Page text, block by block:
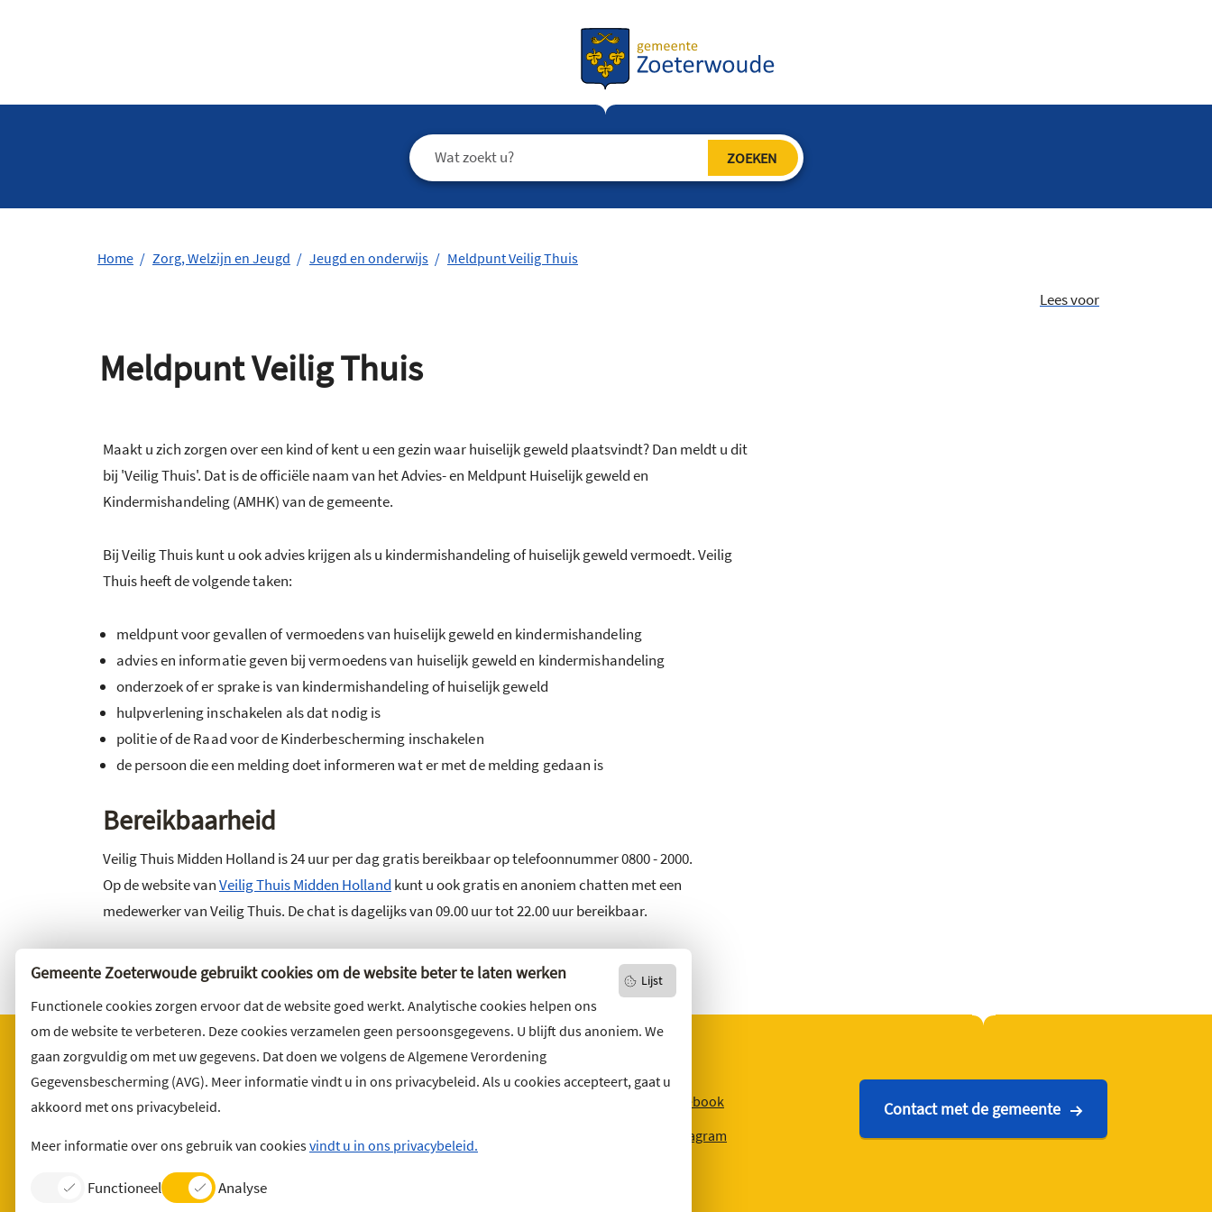
Lijst
Gemeente Zoeterwoude gebruikt cookies om de website beter te laten werken
Functionele cookies zorgen ervoor dat de website goed werkt. Analytische cookies helpen ons
om de website te verbeteren. Deze cookies verzamelen geen persoonsgegevens. U blijft dus anoniem. We
gaan zorgvuldig om met uw gegevens. Dat doen we volgens de Algemene Verordening
Gegevensbescherming (AVG). Meer informatie vindt u in ons privacybeleid. Als u cookies accepteert, gaat u
akkoord met ons privacybeleid.
Meer informatie over ons gebruik van cookiesvindt u in ons privacybeleid.
Functioneel Analyse
Home Zorg, Welzijn en Jeugd Jeugd en onderwijs Meldpunt Veilig Thuis
Lees voor
Meldpunt Veilig Thuis
Maakt u zich zorgen over een kind of kent u een gezin waar huiselijk geweld plaatsvindt? Dan meldt u dit
bij 'Veilig Thuis'. Dat is de officiële naam van het Advies- en Meldpunt Huiselijk geweld en
Kindermishandeling (AMHK) van de gemeente.
Bij Veilig Thuis kunt u ook advies krijgen als u kindermishandeling of huiselijk geweld vermoedt. Veilig
Thuis heeft de volgende taken:
meldpunt voor gevallen of vermoedens van huiselijk geweld en kindermishandeling
advies en informatie geven bij vermoedens van huiselijk geweld en kindermishandeling
onderzoek of er sprake is van kindermishandeling of huiselijk geweld
hulpverlening inschakelen als dat nodig is
politie of de Raad voor de Kinderbescherming inschakelen
de persoon die een melding doet informeren wat er met de melding gedaan is
Bereikbaarheid
Veilig Thuis Midden Holland is 24 uur per dag gratis bereikbaar op telefoonnummer 0800 - 2000.
Op de website vanVeilig Thuis Midden Holland kunt u ook gratis en anoniem chatten met een
medewerker van Veilig Thuis. De chat is dagelijks van 09.00 uur tot 22.00 uur bereikbaar.
Bezoekadres
Noordbuurtseweg 27
2381 ET Zoeterwoude
Wilt u niets missen?
en volg ons ook op social media.
Facebook
Instagram
Contact met de gemeente